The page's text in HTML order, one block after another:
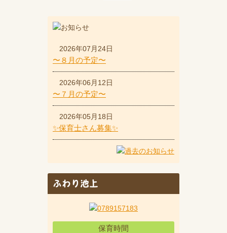
2026年07月24日
〜８月の予定〜
2026年06月12日
〜７月の予定〜
2026年05月18日
✨保育士さん募集✨
ふわり池上
保育時間